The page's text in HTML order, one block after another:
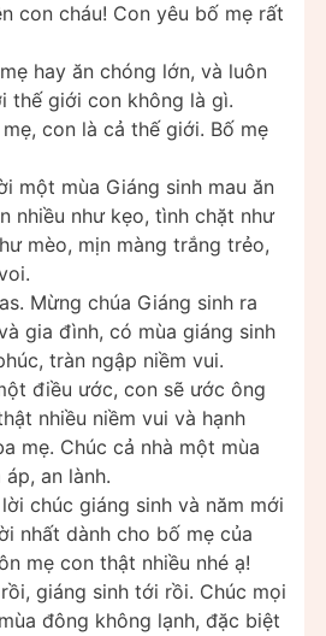
con cháu! Con yêu bố mẹ rất
hay ăn chóng lớn, và luôn
thế giới con không là gì.
con là cả thế giới. Bố mẹ
một mùa Giáng sinh mau ăn
nhiều như kẹo, tình chặt như
mèo, mịn màng trắng trẻo,
Mừng chúa Giáng sinh ra
gia đình, có mùa giáng sinh
tràn ngập niềm vui.
điều ước, con sẽ ước ông
nhiều niềm vui và hạnh
mẹ. Chúc cả nhà một mùa
áp, an lành.
chúc giáng sinh và năm mới
nhất dành cho bố mẹ của
mẹ con thật nhiều nhé ạ!
giáng sinh tới rồi. Chúc mọi
đông không lạnh, đặc biệt